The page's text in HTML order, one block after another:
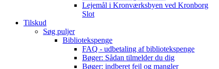
Lejemål i Kronværksbyen ved Kronborg
Slot
Tilskud
Søg puljer
Bibliotekspenge
FAQ - udbetaling af bibliotekspenge
Bøger: Sådan tilmelder du dig
Bøger: indberet fejl og mangler